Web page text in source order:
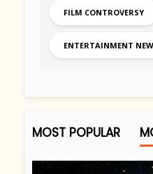
FILM CONTROVERSY
ENTERTAINMENT
MOST POPULAR